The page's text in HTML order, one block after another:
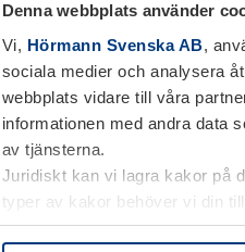
Denna webbplats använder
Vi, Hörmann Svenska AB,
sociala medier och analysera
webbplats vidare till våra
informationen med andra data
av tjänsterna.
Juridiskt kan vi lagra kakor på
typer av kakor behöver vi din
kakor under